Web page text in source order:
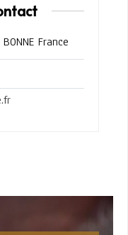
France